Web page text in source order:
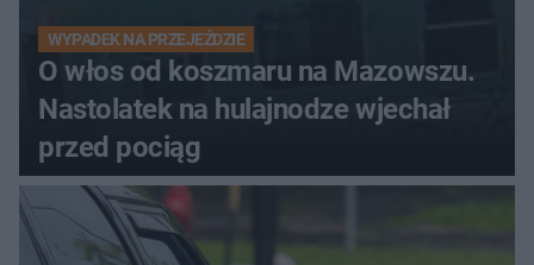
WYPADEK NA PRZEJEŹDZIE
O włos od koszmaru na Mazowszu.
Nastolatek na hulajnodze wjechał
przed pociąg